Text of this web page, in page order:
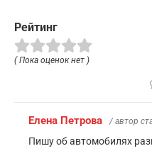
Рейтинг
( Пока оценок нет )
Елена Петрова / автор
Пишу об автомобилях